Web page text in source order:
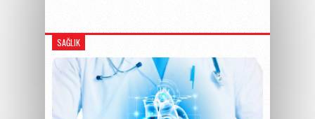
SAĞLIK